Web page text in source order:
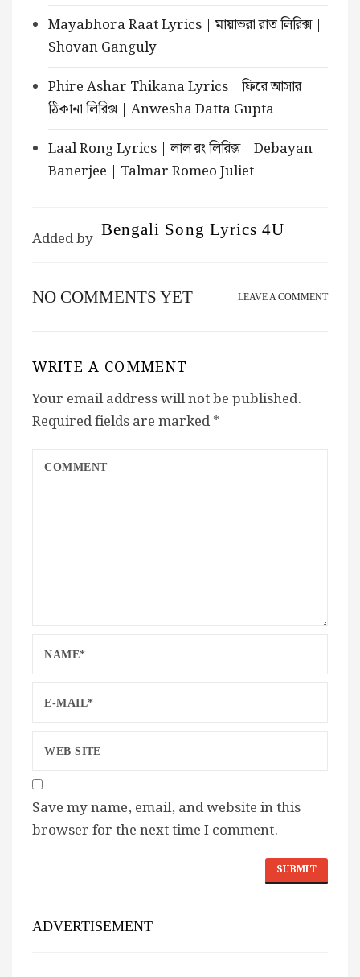
Mayabhora Raat Lyrics | মায়াভরা রাত লিরিক্স |
Shovan Ganguly
Phire Ashar Thikana Lyrics | ফিরে আসার
ঠিকানা লিরিক্স | Anwesha Datta Gupta
Laal Rong Lyrics | লাল রং লিরিক্স | Debayan
Banerjee | Talmar Romeo Juliet
Added by Bengali Song Lyrics 4U
NO COMMENTS YET LEAVE A COMMENT
WRITE A COMMENT
Your email address will not be published.
Required fields are marked*
Save my name, email, and website in this
browser for the next time I comment.
ADVERTISEMENT